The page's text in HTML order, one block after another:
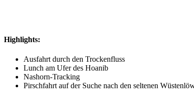
Highlights:
Ausfahrt durch den Trockenfluss
Lunch am Ufer des Hoanib
Nashorn-Tracking
Pirschfahrt auf der Suche nach den seltenen